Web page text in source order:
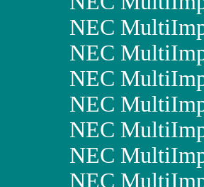
NEC
NEC
NEC
NEC
NEC
NEC
NEC